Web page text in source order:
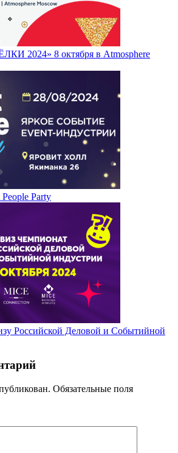
2024» 8 октября в Atmosphere
Party
Российской Деловой и Событийной
Обязательные поля